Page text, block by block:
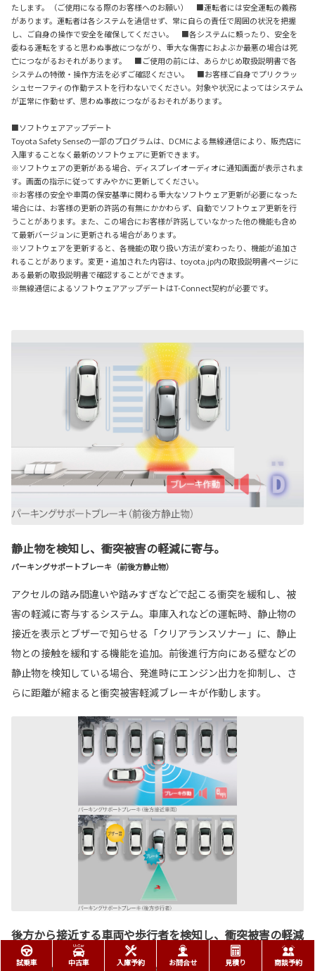
たします。（ご使用になる際のお客様へのお願い） ■運転者には安全運転の義務
があります。運転者は各システムを過信せず、常に自らの責任で周囲の状況を把握
し、ご自身の操作で安全を確保してください。 ■各システムに頼ったり、安全を
委ねる運転をすると思わぬ事故につながり、重大な傷害におよぶか最悪の場合は死
亡につながるおそれがあります。 ■ご使用の前には、あらかじめ取扱説明書で各
システムの特徴・操作方法を必ずご確認ください。 ■お客様ご自身でプリクラッ
シュセーフティの作動テストを行わないでください。対象や状況によってはシステム
が正常に作動せず、思わぬ事故につながるおそれがあります。
■ソフトウェアアップデート
Toyota Safety Senseの一部のプログラムは、DCMによる無線通信により、販売店に
入庫することなく最新のソフトウェアに更新できます。
※ソフトウェアの更新がある場合、ディスプレイオーディオに通知画面が表示されま
す。画面の指示に従ってすみやかに更新してください。
※お客様の安全や車両の保安基準に関わる重大なソフトウェア更新が必要になった
場合には、お客様の更新の許諾の有無にかかわらず、自動でソフトウェア更新を行
うことがあります。また、この場合にお客様が許諾していなかった他の機能も含め
て最新バージョンに更新される場合があります。
※ソフトウェアを更新すると、各機能の取り扱い方法が変わったり、機能が追加さ
れることがあります。変更・追加された内容は、toyota.jp内の取扱説明書ページに
ある最新の取扱説明書で確認することができます。
※無線通信によるソフトウェアアップデートはT-Connect契約が必要です。
静止物を検知し、衝突被害の軽減に寄与。
パーキングサポートブレーキ（前後方静止物）
アクセルの踏み間違いや踏みすぎなどで起こる衝突を緩和し、被
害の軽減に寄与するシステム。車庫入れなどの運転時、静止物の
接近を表示とブザーで知らせる「クリアランスソナー」に、静止
物との接触を緩和する機能を追加。前後進行方向にある壁などの
静止物を検知している場合、発進時にエンジン出力を抑制し、さ
らに距離が縮まると衝突被害軽減ブレーキが作動します。
後方から接近する車両や歩行者を検知し、衝突被害の軽減
に寄与。
試乗車 中古車 入庫予約 お問合せ 見積り 商談予約